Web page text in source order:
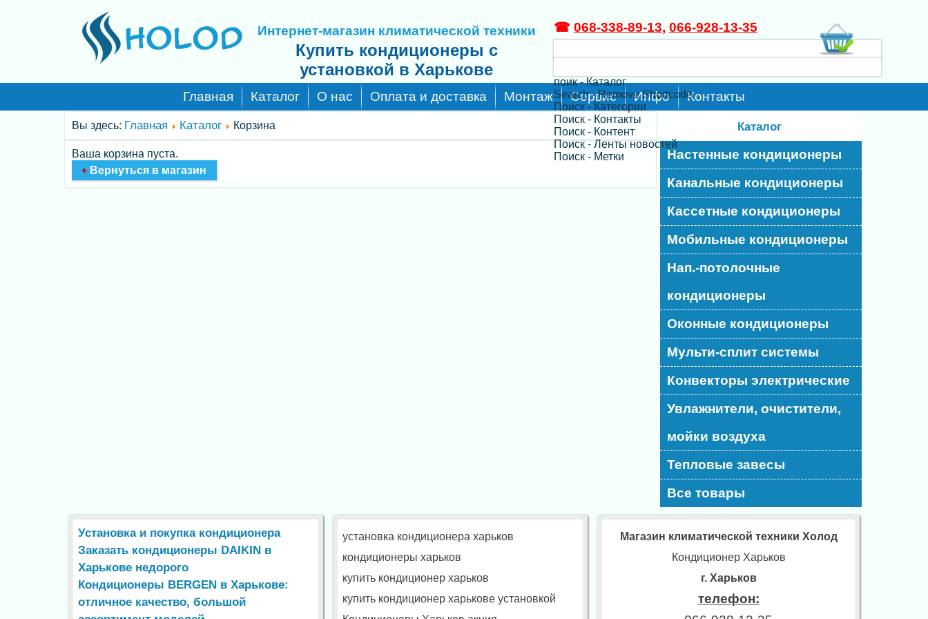
Интернет-магазин климатической техники
Купить кондиционеры с
установкой в Харькове
поик - Каталог
Search - Remove Shortcode
Поиск - Категории
Поиск - Контакты
Поиск - Контент
Поиск - Ленты новостей
Поиск - Метки
☎ 068-338-89-13, 066-928-13-35
Главная Каталог О нас Оплата и доставка Монтаж Сервис Инфо Контакты
Вы здесь: Главная Каталог Корзина
Ваша корзина пуста.
Вернуться в магазин
Каталог
Настенные кондиционеры
Канальные кондиционеры
Кассетные кондиционеры
Мобильные кондиционеры
Нап.-потолочные
кондиционеры
Оконные кондиционеры
Мульти-сплит системы
Конвекторы электрические
Увлажнители, очистители,
мойки воздуха
Тепловые завесы
Все товары
Установка и покупка кондиционера
Заказать кондиционеры DAIKIN в
Харькове недорого
Кондиционеры BERGEN в Харькове:
отличное качество, большой
установка кондиционера харьков
кондиционеры харьков
купить кондиционер харьков
купить кондиционер харькове установкой
Магазин климатической техники Холод
Кондиционер Харьков
г. Харьков
телефон: